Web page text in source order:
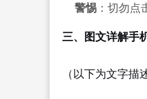
警惕：切勿点
三、图文详解手
（以下为文字描